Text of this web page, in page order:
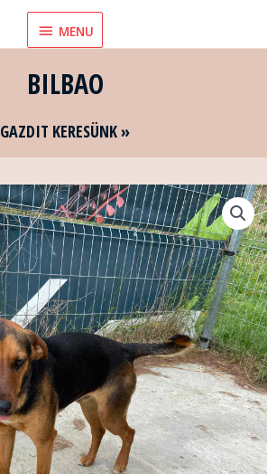
MENU
MENU
BILBAO
GAZDIT KERESÜNK »